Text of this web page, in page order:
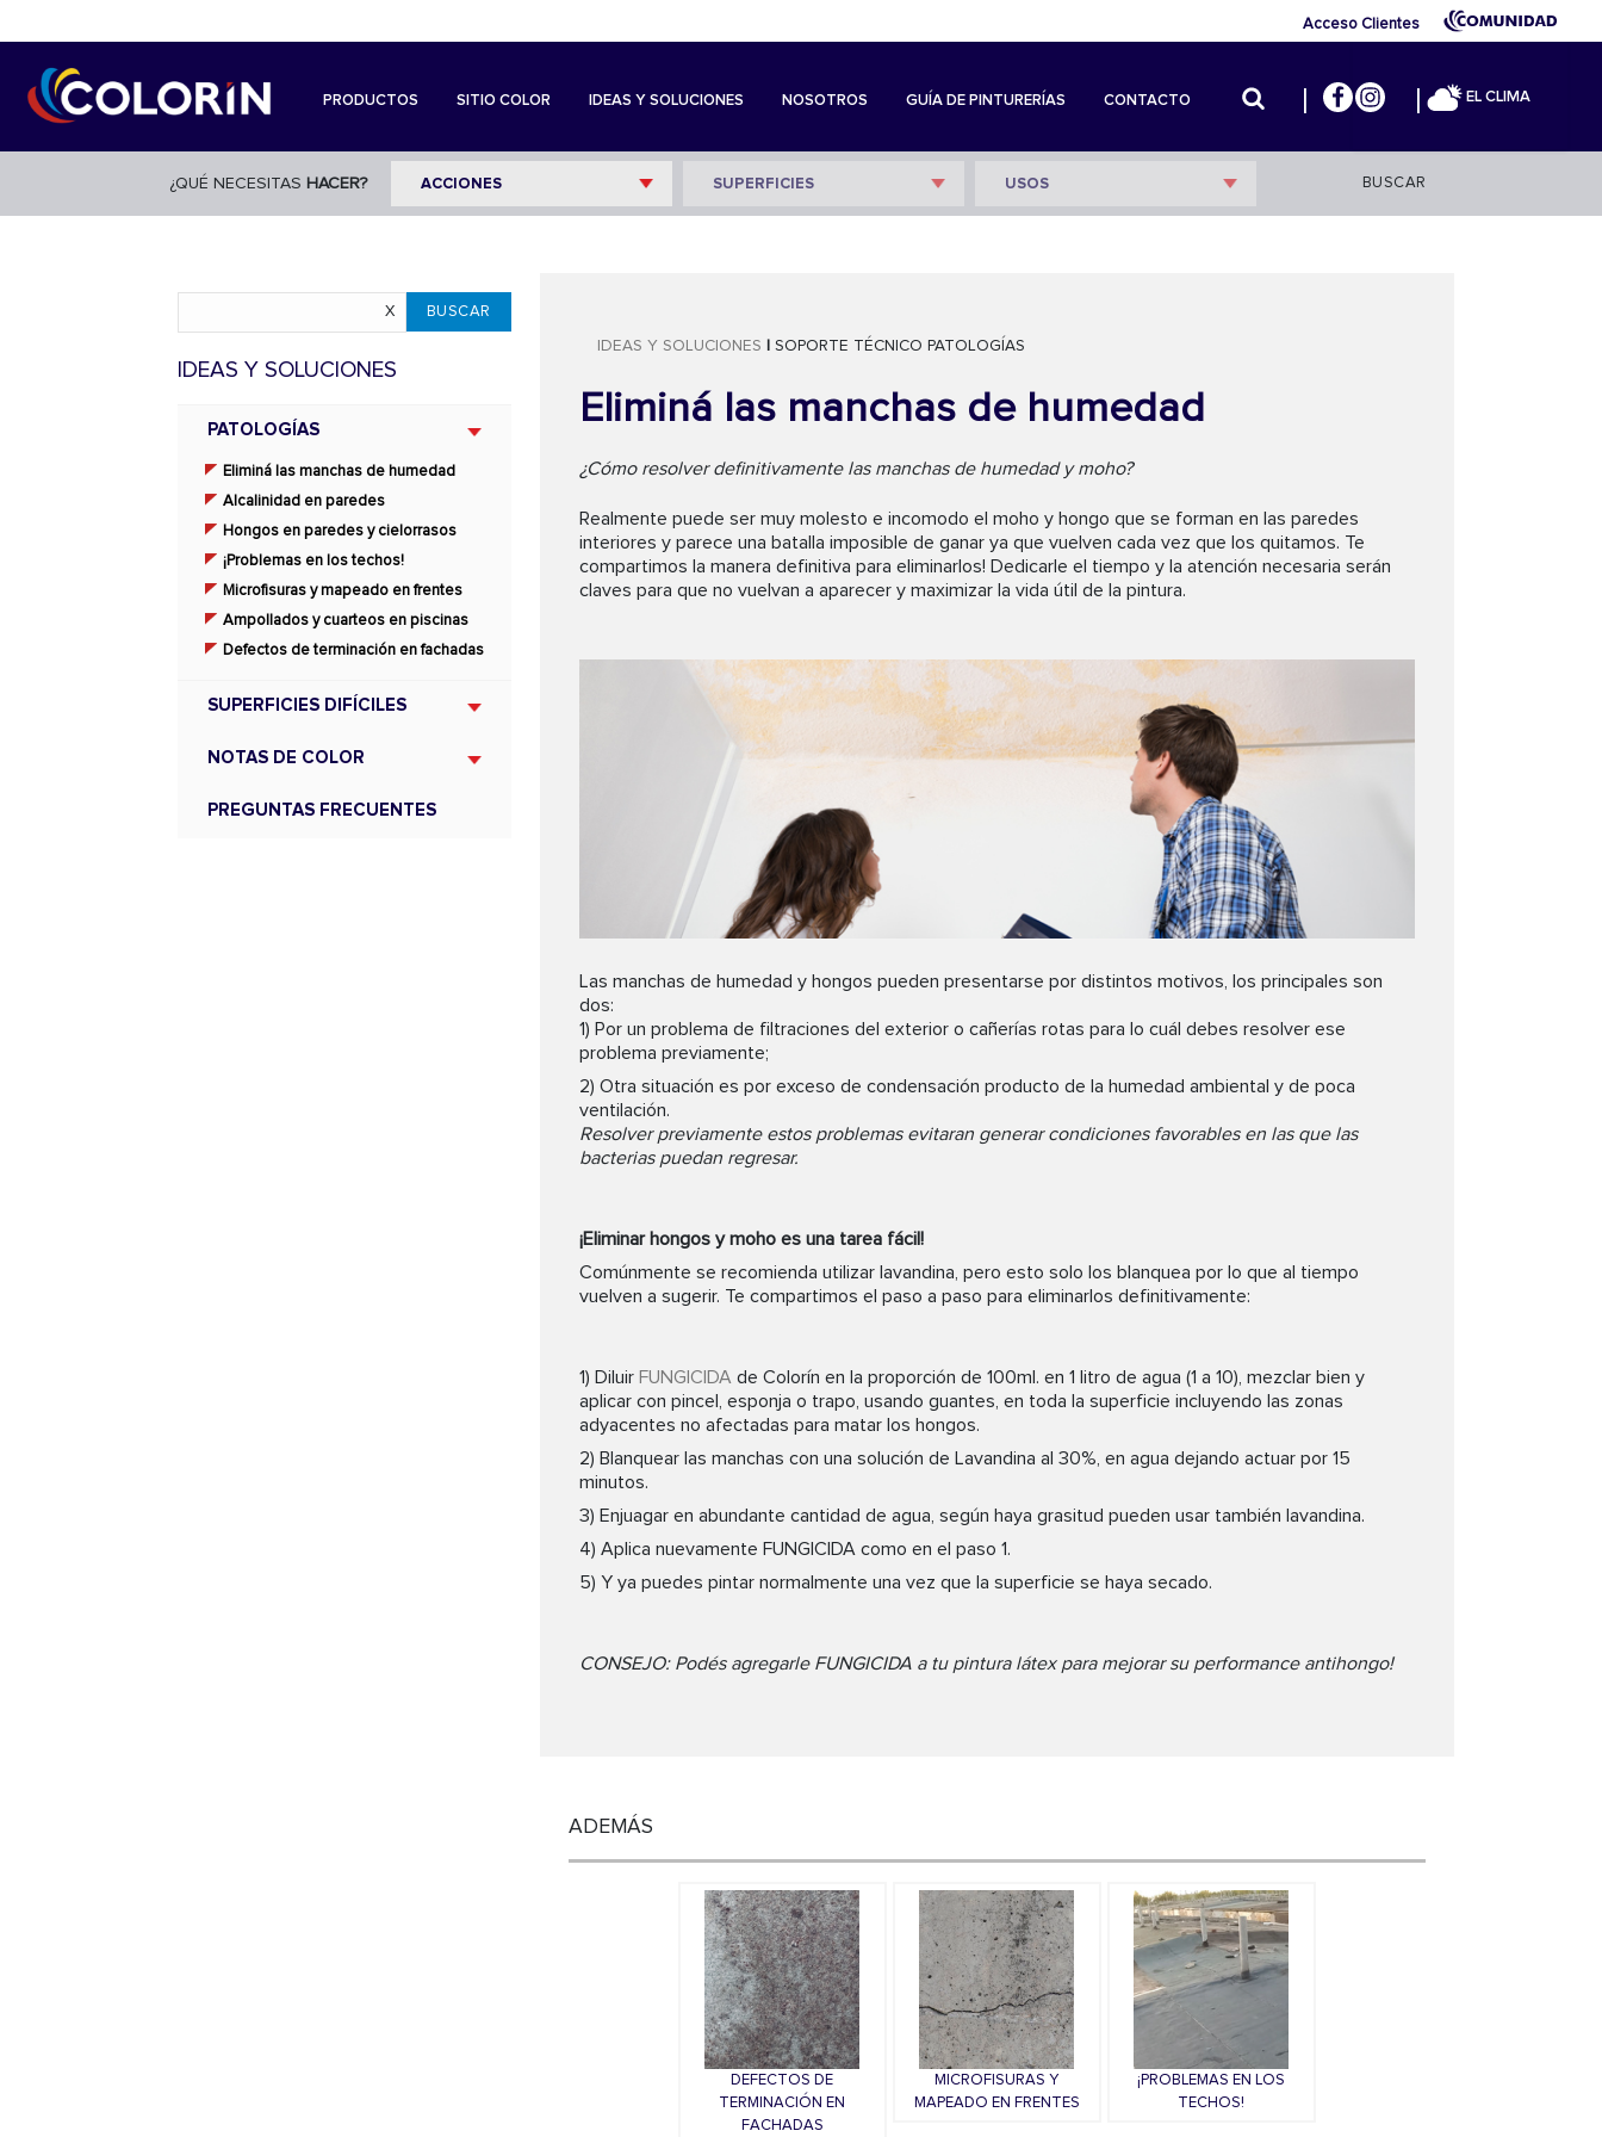
Acceso Clientes
PRODUCTOS SITIO COLOR IDEAS Y SOLUCIONES NOSOTROS GUÍA DE PINTURERÍAS CONTACTO EL CLIMA
¿QUÉ NECESITAS HACER? BUSCAR
IDEAS Y SOLUCIONES
PATOLOGÍAS
Eliminá las manchas de humedad
Alcalinidad en paredes
Hongos en paredes y cielorrasos
¡Problemas en los techos!
Microfisuras y mapeado en frentes
Ampollados y cuarteos en piscinas
Defectos de terminación en fachadas
SUPERFICIES DIFÍCILES
NOTAS DE COLOR
PREGUNTAS FRECUENTES
IDEAS Y SOLUCIONES SOPORTE TÉCNICO PATOLOGÍAS
Eliminá las manchas de humedad
¿Cómo resolver definitivamente las manchas de humedad y moho?
Realmente puede ser muy molesto e incomodo el moho y hongo que se forman en las paredes
interiores y parece una batalla imposible de ganar ya que vuelven cada vez que los quitamos. Te
compartimos la manera definitiva para eliminarlos! Dedicarle el tiempo y la atención necesaria serán
claves para que no vuelvan a aparecer y maximizar la vida útil de la pintura.
Las manchas de humedad y hongos pueden presentarse por distintos motivos, los principales son
dos:
1) Por un problema de filtraciones del exterior o cañerías rotas para lo cuál debes resolver ese
problema previamente;
2) Otra situación es por exceso de condensación producto de la humedad ambiental y de poca
ventilación.
Resolver previamente estos problemas evitaran generar condiciones favorables en las que las
bacterias puedan regresar.
¡Eliminar hongos y moho es una tarea fácil!
Comúnmente se recomienda utilizar lavandina, pero esto solo los blanquea por lo que al tiempo
vuelven a sugerir. Te compartimos el paso a paso para eliminarlos definitivamente:
1) Diluir FUNGICIDA de Colorín en la proporción de 100ml. en 1 litro de agua (1 a 10), mezclar bien y
aplicar con pincel, esponja o trapo, usando guantes, en toda la superficie incluyendo las zonas
adyacentes no afectadas para matar los hongos.
2) Blanquear las manchas con una solución de Lavandina al 30%, en agua dejando actuar por 15
minutos.
3) Enjuagar en abundante cantidad de agua, según haya grasitud pueden usar también lavandina.
4) Aplica nuevamente FUNGICIDA como en el paso 1.
5) Y ya puedes pintar normalmente una vez que la superficie se haya secado.
CONSEJO: Podés agregarle FUNGICIDA a tu pintura látex para mejorar su performance antihongo!
ADEMÁS
DEFECTOS DE
TERMINACIÓN EN
FACHADAS
MICROFISURAS Y
MAPEADO EN FRENTES
¡PROBLEMAS EN LOS
TECHOS!